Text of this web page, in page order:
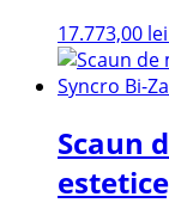
17.773,00 lei
Scaun